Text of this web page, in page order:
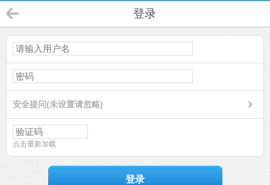
登录
安全提问(未设置请忽略)
点击重新加载
登录